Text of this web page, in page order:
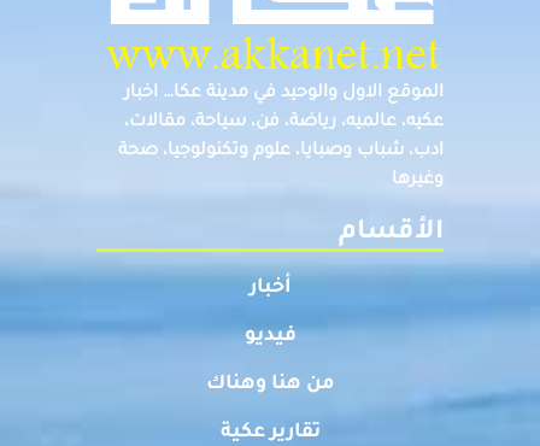
الموقع الاول والوحيد في مدينة عكا… اخبار
عكيه، عالميه، رياضة، فن، سياحة، مقالات،
ادب، شباب وصبايا، علوم وتكنولوجيا، صحة
وغيرها
الأقسام
أخبار
فيديو
من هنا وهناك
تقارير عكية